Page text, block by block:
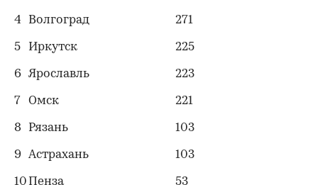
4 Волгоград 271
5 Иркутск 225
6 Ярославль 223
7 Омск 221
8 Рязань 103
9 Астрахань 103
10 Пенза 53